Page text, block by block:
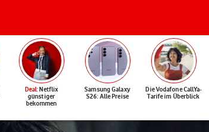
Deal: Netflix
günstiger
bekommen
Samsung Galaxy
S26: Alle Preise
Die Vodafone CallYa-
Tarife im Überblick